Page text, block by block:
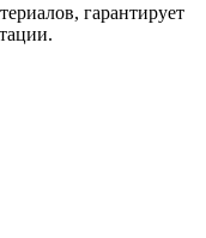
гарантирует